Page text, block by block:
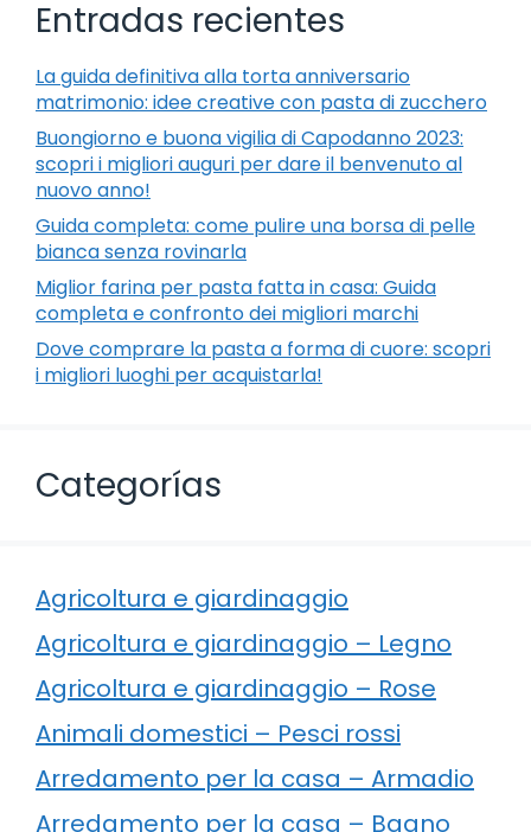
Entradas recientes
La guida definitiva alla torta anniversario
matrimonio: idee creative con pasta di zucchero
Buongiorno e buona vigilia di Capodanno 2023:
scopri i migliori auguri per dare il benvenuto al
nuovo anno!
Guida completa: come pulire una borsa di pelle
bianca senza rovinarla
Miglior farina per pasta fatta in casa: Guida
completa e confronto dei migliori marchi
Dove comprare la pasta a forma di cuore: scopri
i migliori luoghi per acquistarla!
Categorías
Agricoltura e giardinaggio
Agricoltura e giardinaggio – Legno
Agricoltura e giardinaggio – Rose
Animali domestici – Pesci rossi
Arredamento per la casa – Armadio
Arredamento per la casa – Bagno